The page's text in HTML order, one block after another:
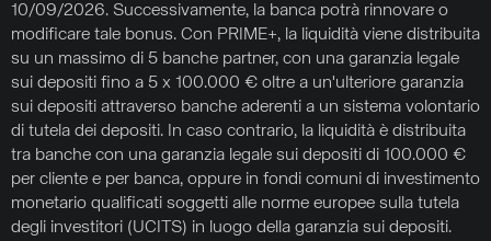
10/09/2026. Successivamente, la banca potrà rinnovare o
modificare tale bonus. Con PRIME+, la liquidità viene distribuita
su un massimo di 5 banche partner, con una garanzia legale
sui depositi fino a 5 x 100.000 € oltre a un'ulteriore garanzia
sui depositi attraverso banche aderenti a un sistema volontario
di tutela dei depositi. In caso contrario, la liquidità è distribuita
tra banche con una garanzia legale sui depositi di 100.000 €
per cliente e per banca, oppure in fondi comuni di investimento
monetario qualificati soggetti alle norme europee sulla tutela
degli investitori (UCITS) in luogo della garanzia sui depositi.